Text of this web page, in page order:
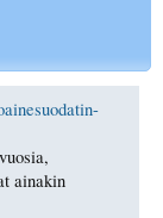
ainakin